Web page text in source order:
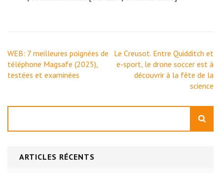
Navigation
de
l’article
WEB: 7 meilleures poignées de
téléphone Magsafe (2025),
testées et examinées
Le Creusot. Entre Quidditch et
e-sport, le drone soccer est à
découvrir à la fête de la
science
ARTICLES RÉCENTS